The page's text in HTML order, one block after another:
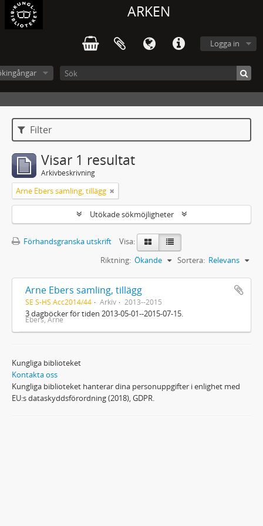
ARKEN
Logga in
Filter
Visar 1 resultat
Arkivbeskrivning
Arne Ebers samling, tillägg
Utökade sökmöjligheter
Förhandsgranska utskrift
Visa:
Sortera: Relevans
Riktning: Ökande
Arne Ebers samling, tillägg
SE S-HS Acc2014/44 Arkiv 2013--2015
3 dagböcker för tiden 2013-05-01--2015-07-15.
Ebers, Arne
Kungliga biblioteket
Kontakta oss
Kungliga biblioteket hanterar dina personuppgifter i enlighet med
EU:s dataskyddsförordning (2018), GDPR.